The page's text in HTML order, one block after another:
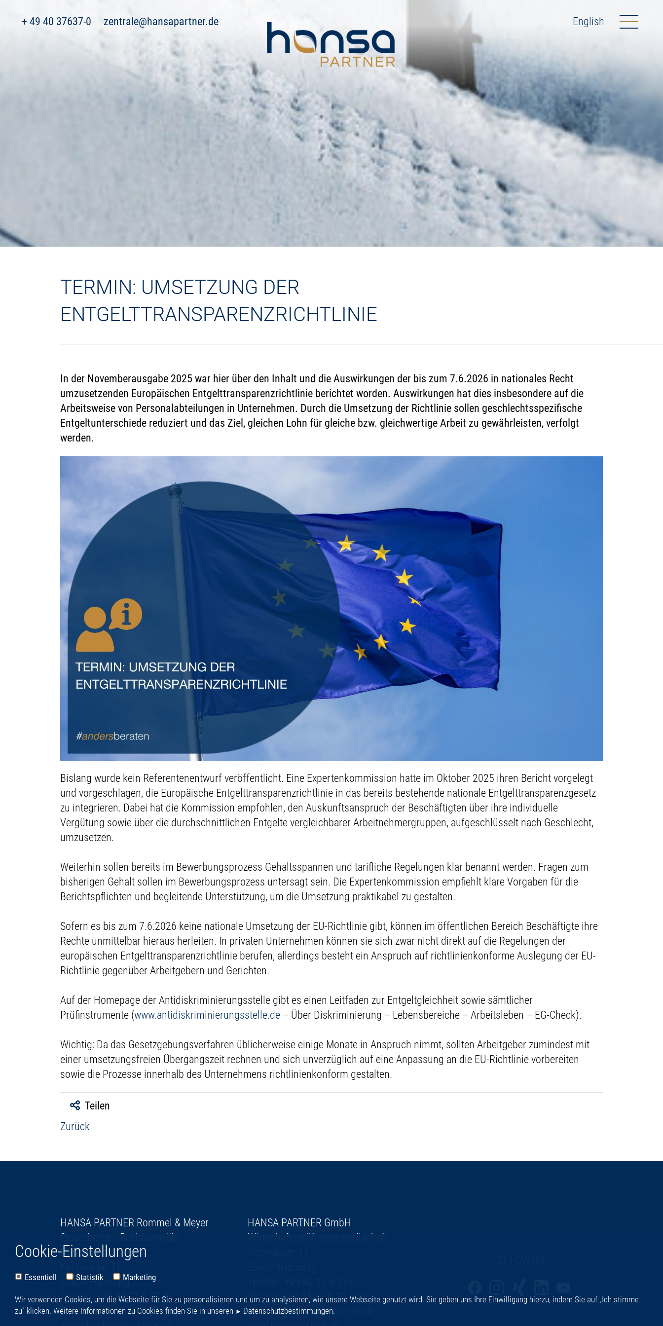
+ 49 40 37637-0 zentrale@hansapartner.de English
TERMIN: UMSETZUNG DER
ENTGELTTRANSPARENZRICHTLINIE
In der Novemberausgabe 2025 war hier über den Inhalt und die Auswirkungen der bis zum 7.6.2026 in nationales Recht
umzusetzenden Europäischen Entgelttransparenzrichtlinie berichtet worden. Auswirkungen hat dies insbesondere auf die
Arbeitsweise von Personalabteilungen in Unternehmen. Durch die Umsetzung der Richtlinie sollen geschlechtsspezifische
Entgeltunterschiede reduziert und das Ziel, gleichen Lohn für gleiche bzw. gleichwertige Arbeit zu gewährleisten, verfolgt
werden.
Bislang wurde kein Referentenentwurf veröffentlicht. Eine Expertenkommission hatte im Oktober 2025 ihren Bericht vorgelegt
und vorgeschlagen, die Europäische Entgelttransparenzrichtlinie in das bereits bestehende nationale Entgelttransparenzgesetz
zu integrieren. Dabei hat die Kommission empfohlen, den Auskunftsanspruch der Beschäftigten über ihre individuelle
Vergütung sowie über die durchschnittlichen Entgelte vergleichbarer Arbeitnehmergruppen, aufgeschlüsselt nach Geschlecht,
umzusetzen.
Weiterhin sollen bereits im Bewerbungsprozess Gehaltsspannen und tarifliche Regelungen klar benannt werden. Fragen zum
bisherigen Gehalt sollen im Bewerbungsprozess untersagt sein. Die Expertenkommission empfiehlt klare Vorgaben für die
Berichtspflichten und begleitende Unterstützung, um die Umsetzung praktikabel zu gestalten.
Sofern es bis zum 7.6.2026 keine nationale Umsetzung der EU-Richtlinie gibt, können im öffentlichen Bereich Beschäftigte ihre
Rechte unmittelbar hieraus herleiten. In privaten Unternehmen können sie sich zwar nicht direkt auf die Regelungen der
europäischen Entgelttransparenzrichtlinie berufen, allerdings besteht ein Anspruch auf richtlinienkonforme Auslegung der EU-
Richtlinie gegenüber Arbeitgebern und Gerichten.
Auf der Homepage der Antidiskriminierungsstelle gibt es einen Leitfaden zur Entgeltgleichheit sowie sämtlicher
Prüfinstrumente (www.antidiskriminierungsstelle.de – Über Diskriminierung – Lebensbereiche – Arbeitsleben – EG-Check).
Wichtig: Da das Gesetzgebungsverfahren üblicherweise einige Monate in Anspruch nimmt, sollten Arbeitgeber zumindest mit
einer umsetzungsfreien Übergangszeit rechnen und sich unverzüglich auf eine Anpassung an die EU-Richtlinie vorbereiten
sowie die Prozesse innerhalb des Unternehmens richtlinienkonform gestalten.
Teilen
Zurück
HANSA PARTNER Rommel & Meyer
Steuerberater Rechtsanwälte
Partnerschaft mbB
20457 Hamburg
Telefon: +49 40 37 6 37-0
Telefax: +49 40 37 6 37-300
HANSA PARTNER GmbH
Wirtschaftsprüfungsgesellschaft
Telefax: +49 40 37 6 37-100
zentrale@hansapartner-wp.de
Cookie-Einstellungen
Essentiell Statistik Marketing
Wir verwenden Cookies, um die Webseite für Sie zu personalisieren und um zu analysieren, wie unsere Webseite genutzt wird. Sie geben uns Ihre Einwilligung hierzu, indem Sie auf „Ich stimme
zu“ klicken. Weitere Informationen zu Cookies finden Sie in unseren
Datenschutzbestimmungen.